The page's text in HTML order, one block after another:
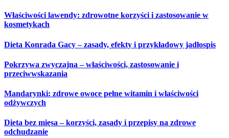
Przeskocz
do
Właściwości lawendy: zdrowotne korzyści i zastosowanie w
kosmetykach
Dieta Konrada Gacy – zasady, efekty i przykładowy jadłospis
Pokrzywa zwyczajna – właściwości, zastosowanie i
przeciwwskazania
Mandarynki: zdrowe owoce pełne witamin i właściwości
odżywczych
Dieta bez mięsa – korzyści, zasady i przepisy na zdrowe
odchudzanie